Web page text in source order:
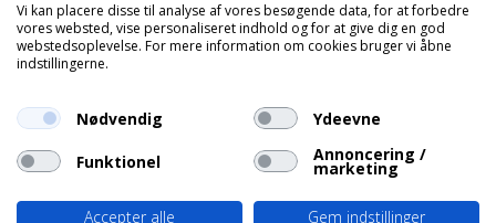
Vi kan placere disse til analyse af vores besøgende data, for at forbedre
vores websted, vise personaliseret indhold og for at give dig en god
webstedsoplevelse. For mere information om cookies bruger vi åbne
indstillingerne.
Nødvendig Ydeevne
Funktionel Annoncering /
marketing
Accepter alle
Gem indstillinger